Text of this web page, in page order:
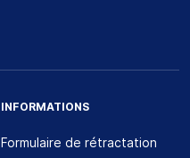
INFORMATIONS
Formulaire de rétractation